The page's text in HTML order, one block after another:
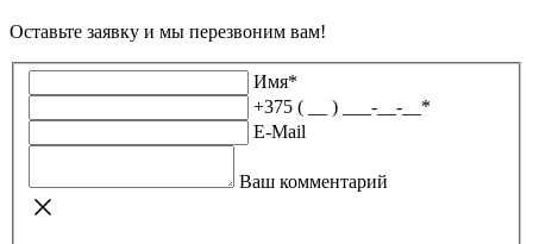
Оставьте заявку и мы перезвоним вам!
Имя*
+375 ( __ ) ___-__-__ *
E-Mail
Ваш комментарий